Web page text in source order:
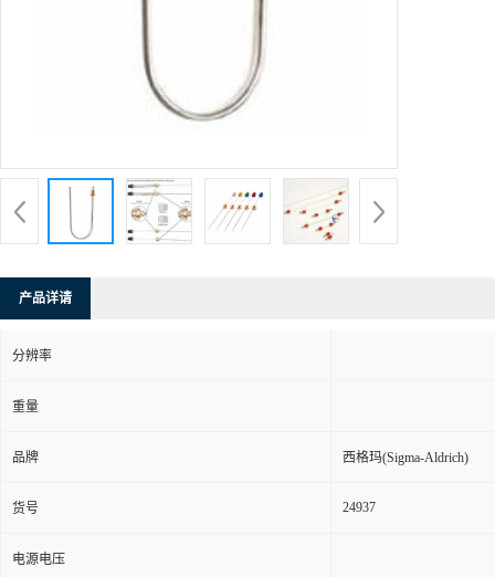
产品详请
分辨率
重量
品牌 西格玛(Sigma-Aldrich)
货号 24937
电源电压